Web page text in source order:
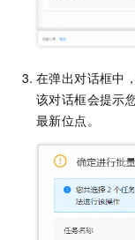
在弹出对话框中
该对话框会提示
最新位点。